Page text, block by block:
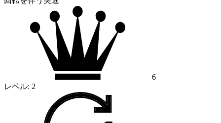
6
レベル: 2